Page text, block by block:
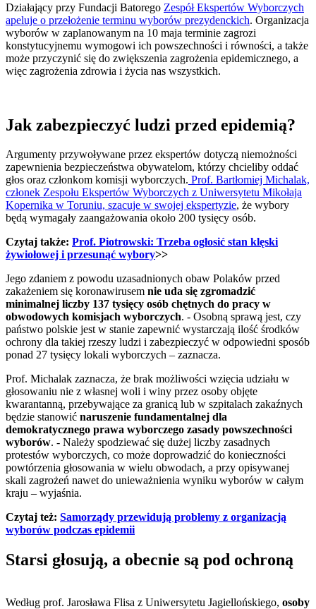
Działający przy Fundacji Batorego Zespół Ekspertów Wyborczych
apeluje o przełożenie terminu wyborów prezydenckich. Organizacja
wyborów w zaplanowanym na 10 maja terminie zagrozi
konstytucyjnemu wymogowi ich powszechności i równości, a także
może przyczynić się do zwiększenia zagrożenia epidemicznego, a
więc zagrożenia zdrowia i życia nas wszystkich.
Jak zabezpieczyć ludzi przed epidemią?
Argumenty przywoływane przez ekspertów dotyczą niemożności
zapewnienia bezpieczeństwa obywatelom, którzy chcieliby oddać
głos oraz członkom komisji wyborczych. Prof. Bartłomiej Michalak,
członek Zespołu Ekspertów Wyborczych z Uniwersytetu Mikołaja
Kopernika w Toruniu, szacuje w swojej ekspertyzie, że wybory
będą wymagały zaangażowania około 200 tysięcy osób.
Czytaj także: Prof. Piotrowski: Trzeba ogłosić stan klęski
żywiołowej i przesunąć wybory>>
Jego zdaniem z powodu uzasadnionych obaw Polaków przed
zakażeniem się koronawirusem nie uda się zgromadzić
minimalnej liczby 137 tysięcy osób chętnych do pracy w
obwodowych komisjach wyborczych. - Osobną sprawą jest, czy
państwo polskie jest w stanie zapewnić wystarczają ilość środków
ochrony dla takiej rzeszy ludzi i zabezpieczyć w odpowiedni sposób
ponad 27 tysięcy lokali wyborczych – zaznacza.
Prof. Michalak zaznacza, że brak możliwości wzięcia udziału w
głosowaniu nie z własnej woli i winy przez osoby objęte
kwarantanną, przebywające za granicą lub w szpitalach zakaźnych
będzie stanowić naruszenie fundamentalnej dla
demokratycznego prawa wyborczego zasady powszechności
wyborów. - Należy spodziewać się dużej liczby zasadnych
protestów wyborczych, co może doprowadzić do konieczności
powtórzenia głosowania w wielu obwodach, a przy opisywanej
skali zagrożeń nawet do unieważnienia wyniku wyborów w całym
kraju – wyjaśnia.
Czytaj też: Samorządy przewidują problemy z organizacją
wyborów podczas epidemii
Starsi głosują, a obecnie są pod ochroną
Według prof. Jarosława Flisa z Uniwersytetu Jagiellońskiego, osoby